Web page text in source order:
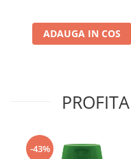
ADAUGA IN COS
-43%